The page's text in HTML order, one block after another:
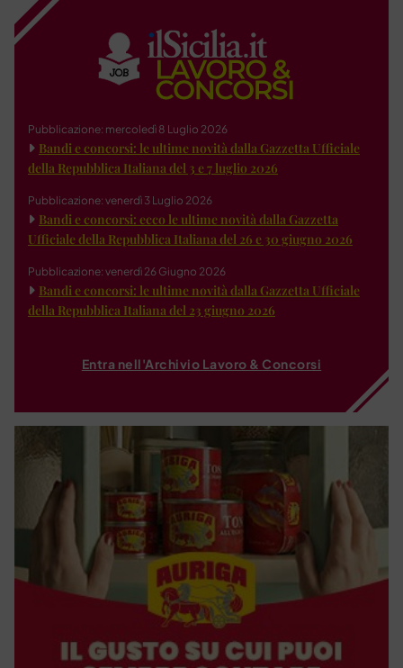
Pubblicazione: mercoledì 8 Luglio 2026
Bandi e concorsi: le ultime novità dalla Gazzetta Ufficiale
della Repubblica Italiana del 3 e 7 luglio 2026
Pubblicazione: venerdì 3 Luglio 2026
Bandi e concorsi: ecco le ultime novità dalla Gazzetta
Ufficiale della Repubblica Italiana del 26 e 30 giugno 2026
Pubblicazione: venerdì 26 Giugno 2026
Bandi e concorsi: le ultime novità dalla Gazzetta Ufficiale
della Repubblica Italiana del 23 giugno 2026
Entra nell'Archivio Lavoro & Concorsi